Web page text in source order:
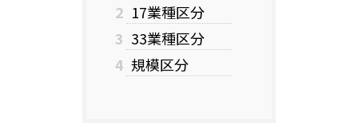
2 17業種区分
3 33業種区分
4 規模区分